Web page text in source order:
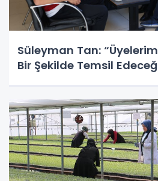
Süleyman Tan:
Bir Şekilde Temsil